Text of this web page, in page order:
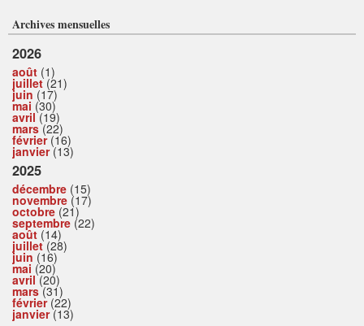
Archives mensuelles
2026
août (1)
juillet(21)
juin (17)
mai (30)
avril(19)
mars(22)
février(16)
janvier(13)
2025
décembre (15)
novembre (17)
octobre (21)
septembre (22)
août (14)
juillet(28)
juin (16)
mai (20)
avril(20)
mars(31)
février(22)
janvier(13)